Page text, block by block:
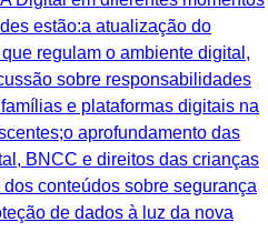
estão:a atualização do
regulam o ambiente digital,
sobre responsabilidades
e plataformas digitais na
aprofundamento das
BNCC e direitos das crianças
conteúdos sobre segurança
de dados à luz da nova